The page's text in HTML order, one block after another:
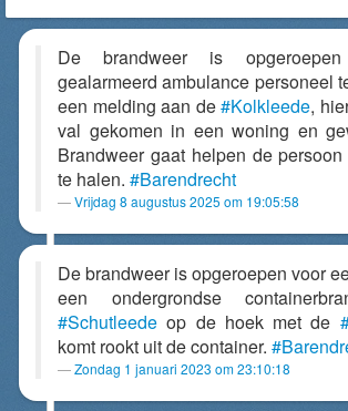
De brandweer is
gealarmeerd ambulance personeel
een melding aan de#Kolkleede,
val gekomen in een woning en
Brandweer gaat helpen de
te halen. #Barendrecht
Vrijdag 8 augustus 2025 om 19:05:58
De brandweer is opgeroepen voor
een ondergrondse
#Schutleede op de hoek met de
komt rookt uit de container.
Zondag 1 januari 2023 om 23:10:18